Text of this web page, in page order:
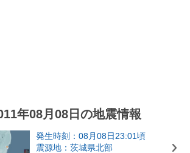
年08月08日の地震情報
発生時刻：08月08日23:01頃
震源地：茨城県北部